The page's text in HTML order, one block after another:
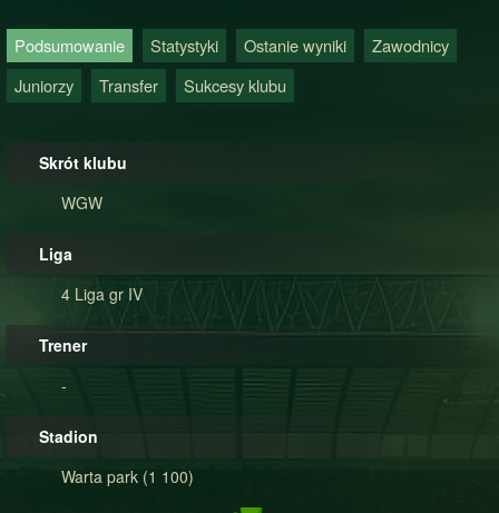
Podsumowanie Statystyki Ostanie wyniki
Zawodnicy
Juniorzy
Transfer Sukcesy klubu
Skrót klubu
WGW
Liga
4 Liga gr IV
Trener
-
Stadion
Warta park (1 100)